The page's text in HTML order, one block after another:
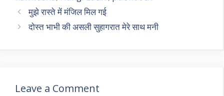
मुझे रास्ते में मंजिल मिल गई
दोस्त भाभी की असली सुहागरात मेरे साथ मनी
Leave a Comment